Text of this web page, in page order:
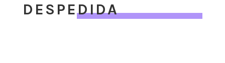
DESPEDIDA